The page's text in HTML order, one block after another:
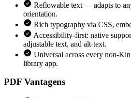
Reflowable text — adapts to
orientation.
Rich typography via CSS,
Accessibility-first: native
adjustable text, and alt-text.
Universal across every non-
library app.
PDF Vantagens